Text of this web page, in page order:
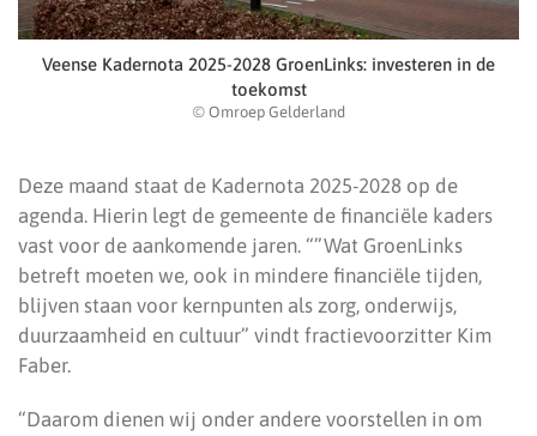
Veense Kadernota 2025-2028 GroenLinks: investeren in de
toekomst
© Omroep Gelderland
Deze maand staat de Kadernota 2025-2028 op de
agenda. Hierin legt de gemeente de financiële kaders
vast voor de aankomende jaren. “”Wat GroenLinks
betreft moeten we, ook in mindere financiële tijden,
blijven staan voor kernpunten als zorg, onderwijs,
duurzaamheid en cultuur” vindt fractievoorzitter Kim
Faber.
“Daarom dienen wij onder andere voorstellen in om